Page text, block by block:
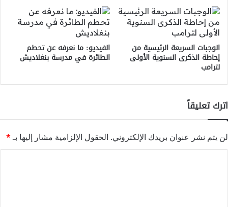
الوجبات السريعة الرئيسية من
إحاطة الذكرى السنوية الأولى
لترامب
الفيديو: ما نعرفه عن تحطم
الطائرة في مدرسة بنغلاديش
اترك تعليقاً
لن يتم نشر عنوان بريدك الإلكتروني. الحقول الإلزامية مشار إليها بـ*